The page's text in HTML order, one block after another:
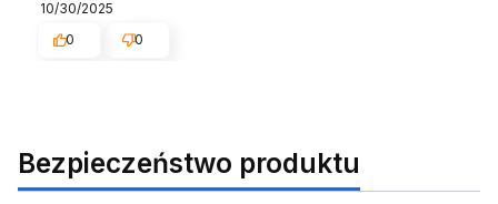
10/30/2025
0
0
Bezpieczeństwo produktu